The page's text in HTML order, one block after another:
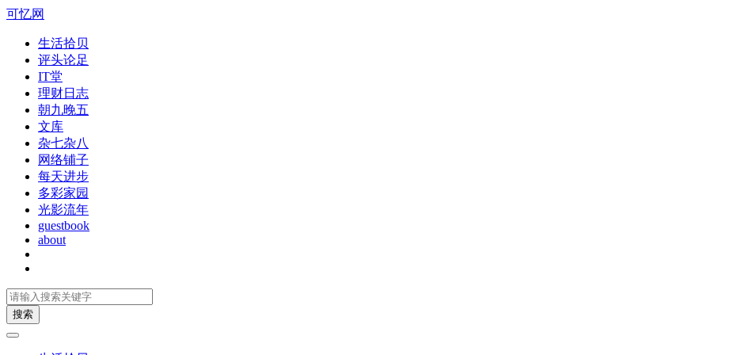
可忆网
生活拾贝
评头论足
IT堂
理财日志
朝九晚五
文库
杂七杂八
网络铺子
每天进步
多彩家园
光影流年
guestbook
about
搜索